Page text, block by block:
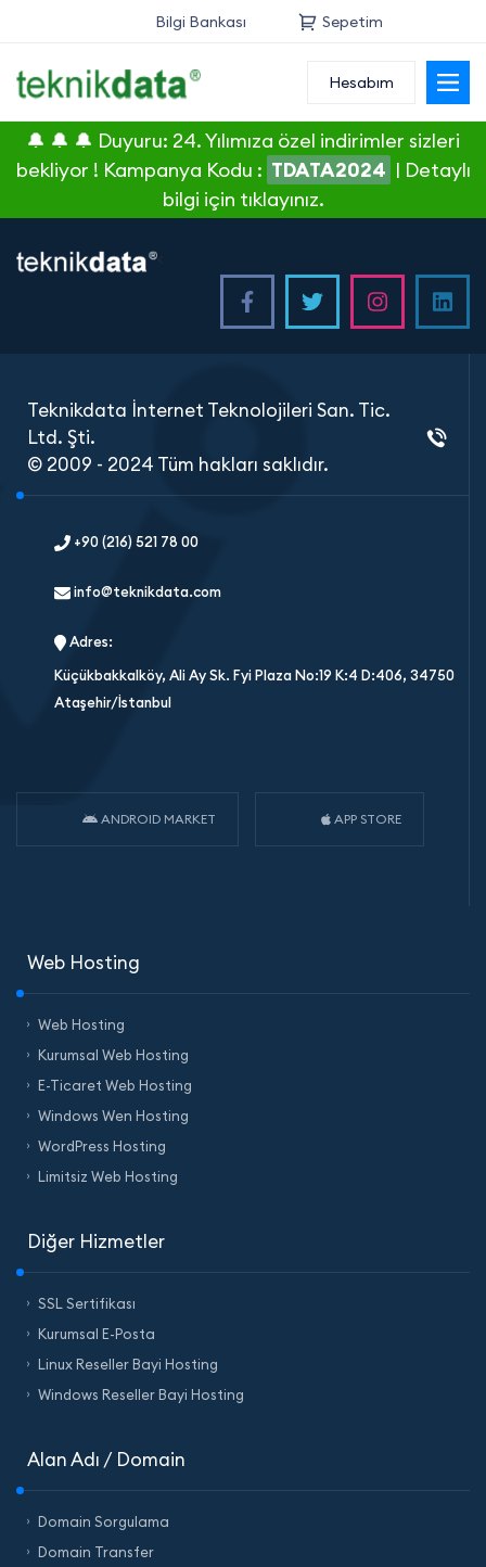
Bilgi Bankası Sepetim
Alan Adı
Web Hosting
Reseller
Sunucu
Hesabım
🔔 🔔 🔔 Duyuru: 24. Yılımıza özel indirimler sizleri
bekliyor ! Kampanya Kodu : TDATA2024 | Detaylı
bilgi için tıklayınız.
<
Teknikdata İnternet Teknolojileri San. Tic.
Ltd. Şti.
© 2009 - 2024 Tüm hakları saklıdır.
+90 (216) 521 78 00
info@teknikdata.com
Adres:
Küçükbakkalköy, Ali Ay Sk. Fyi Plaza No:19 K:4 D:406, 34750
Ataşehir/İstanbul
ANDROID MARKET APP STORE
Web Hosting
Web Hosting
Kurumsal Web Hosting
E-Ticaret Web Hosting
Windows Wen Hosting
WordPress Hosting
Limitsiz Web Hosting
Diğer Hizmetler
SSL Sertifikası
Kurumsal E-Posta
Linux Reseller Bayi Hosting
Windows Reseller Bayi Hosting
Alan Adı / Domain
Domain Sorgulama
Domain Transfer